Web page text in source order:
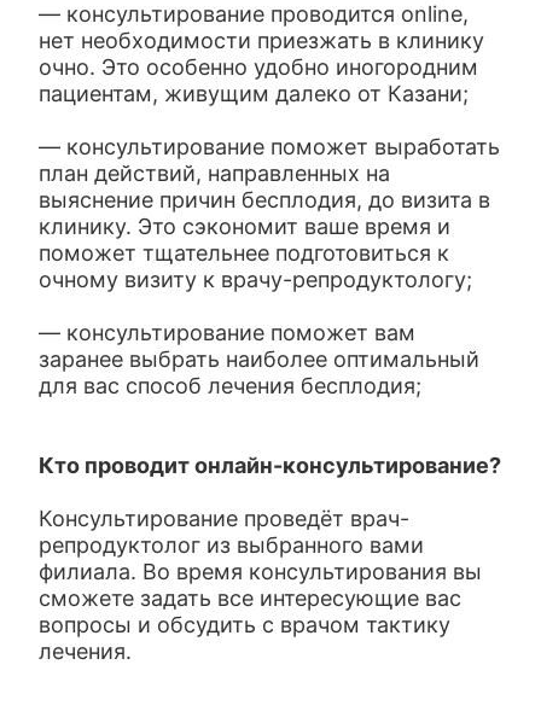
— консультирование проводится online,
нет необходимости приезжать в клинику
очно. Это особенно удобно иногородним
пациентам, живущим далеко от Казани;
— консультирование поможет выработать
план действий, направленных на
выяснение причин бесплодия, до визита в
клинику. Это сэкономит ваше время и
поможет тщательнее подготовиться к
очному визиту к врачу-репродуктологу;
— консультирование поможет вам
заранее выбрать наиболее оптимальный
для вас способ лечения бесплодия;
Кто проводит онлайн-консультирование?
Консультирование проведёт врач-
репродуктолог из выбранного вами
филиала. Во время консультирования вы
сможете задать все интересующие вас
вопросы и обсудить с врачом тактику
лечения.